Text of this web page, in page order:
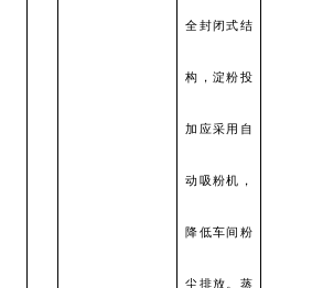
全封闭式结
构，淀粉投
加应采用自
动吸粉机，
降低车间粉
尘排放。蒸